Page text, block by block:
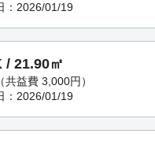
：2026/01/19
/ 21.90㎡
共益費 3,000円）
：2026/01/19